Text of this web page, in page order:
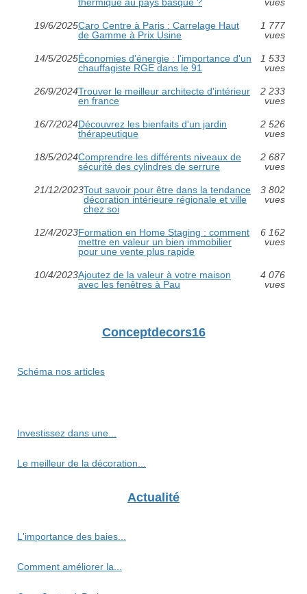
19/6/2025Caro Centre à Paris : Carrelage Haut
de Gamme à Prix Usine
1 777
vues
14/5/2025Économies d'énergie : l'importance d'un
chauffagiste RGE dans le 91
1 533
vues
26/9/2024Trouver le meilleur architecte d'intérieur
en france
2 233
vues
16/7/2024Découvrez les bienfaits d'un jardin
thérapeutique
2 526
vues
18/5/2024Comprendre les différents niveaux de
sécurité des cylindres de serrure
2 687
vues
21/12/2023Tout savoir pour être dans la tendance
décoration intérieure régionale et ville
chez soi
3 802
vues
12/4/2023Formation en Home Staging : comment
mettre en valeur un bien immobilier
pour une vente plus rapide
6 162
vues
10/4/2023Ajoutez de la valeur à votre maison
avec les fenêtres à Pau
4 076
vues
Conceptdecors16
Schéma nos articles
Investissez dans une...
Le meilleur de la décoration...
Actualité
L'importance des baies...
Comment améliorer la...